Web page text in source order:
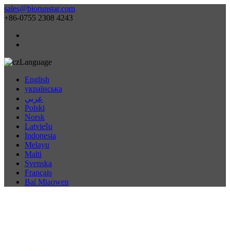
sales@biorunstar.com
+86-0755 2308 4243
Language
English
українська
عربي
Polski
Norsk
Latviešu
Indonesia
Melayu
Malti
Svenska
Français
Bai Miaowen